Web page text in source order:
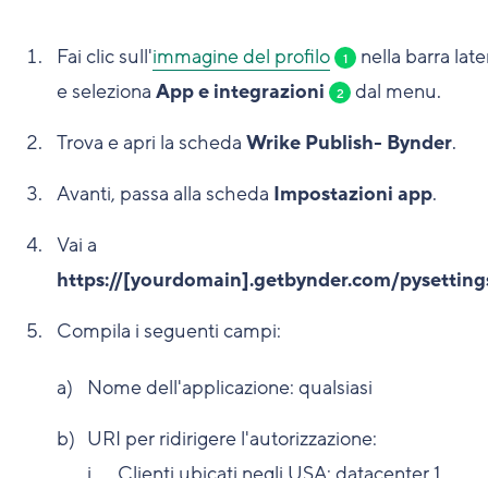
Fai clic sull'immagine del profilo 1
nella barra
e seleziona App e integrazioni 2
dal menu.
Trova e apri la scheda Wrike Publish- Bynder.
Avanti, passa alla scheda Impostazioni app.
Vai a
https://[yourdomain].getbynder.com/
Compila i seguenti campi:
Nome dell'applicazione: qualsiasi
URI per ridirigere l'autorizzazione: